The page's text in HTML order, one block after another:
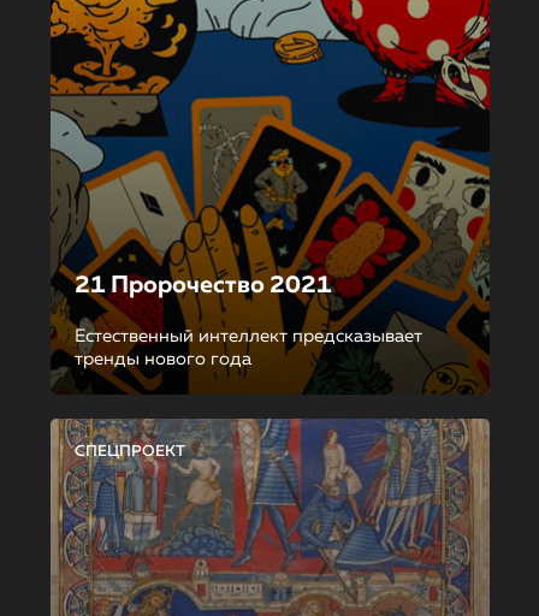
21 Пророчество 2021
Естественный интеллект предсказывает
тренды нового года
СПЕЦПРОЕКТ